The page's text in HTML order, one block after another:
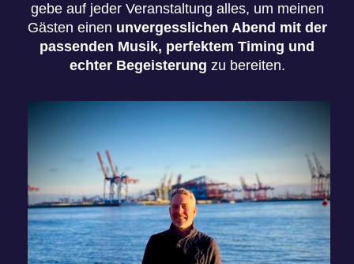
gebe auf jeder Veranstaltung alles, um meinen
Gästen einen unvergesslichen Abend mit der
passenden Musik, perfektem Timing und
echter Begeisterung zu bereiten.